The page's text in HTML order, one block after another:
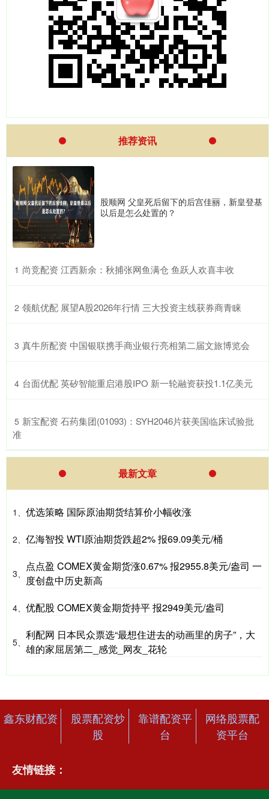
推荐资讯
股顺网 父皇死后留下的后宫佳丽，新皇登基
以后是怎么处置的？
1 ​尚竞配资 江西新余：秋捕张网鱼满仓 鱼跃人欢喜丰收
2 ​领航优配 展望A股2026年行情 三大投资主线获券商青睐
3 ​真牛所配资 中国银联携手商业银行亮相第二届文旅博览会
4 ​台面优配 英矽智能重启港股IPO 新一轮融资获投1.1亿美元
5 ​新宝配资 石药集团(01093)：SYH2046片获美国临床试验批
准
最新文章
1、 优选策略 国际原油期货结算价小幅收涨
2、 亿海智投 WTI原油期货跌超2% 报69.09美元/桶
3、
点点盈 COMEX黄金期货涨0.67% 报2955.8美元/盎司 一
度创盘中历史新高
4、 优配股 COMEX黄金期货持平 报2949美元/盎司
5、
利配网 日本民众票选“最想住进去的动画里的房子”，大
雄的家屈居第二_感觉_网友_花轮
鑫东财配资
股票配资炒
股
靠谱配资平
台
网络股票配
资平台
友情链接：